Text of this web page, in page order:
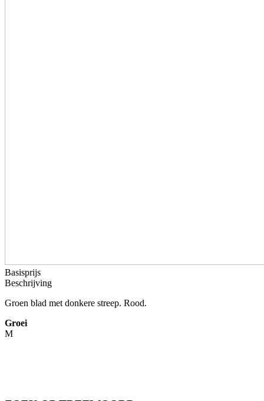
Basisprijs
Beschrijving
Groen blad met donkere streep. Rood.
Groei
M